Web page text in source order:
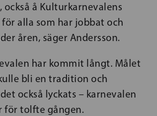
också å Kulturkarnevalens
alla som har jobbat och
åren, säger Andersson.
har kommit långt. Målet
bli en tradition och
också lyckats – karnevalen
för tolfte gången.